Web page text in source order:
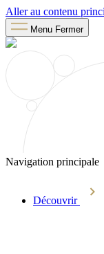
Aller au contenu
Menu Fermer
Navigation principale
Découvrir